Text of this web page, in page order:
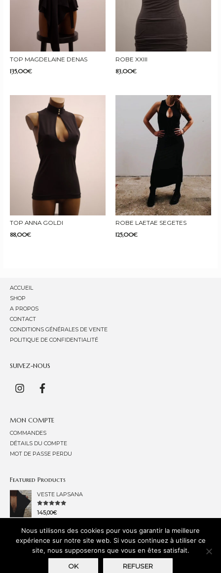
TOP MAGDELAINE DENAS
135,00€
ROBE XXIII
83,00€
TOP ANNA GOLDI
88,00€
ROBE LAETAE SEGETES
125,00€
ACCUEIL
SHOP
A PROPOS
CONTACT
CONDITIONS GÉNÉRALES DE VENTE
POLITIQUE DE CONFIDENTIALITÉ
SUIVEZ-NOUS
MON COMPTE
COMMANDES
DÉTAILS DU COMPTE
MOT DE PASSE PERDU
Featured Products
VESTE LAPSANA
NOTE
0
145,00€
ROBE LAETAE SEGETES
NOTE
0
SUR
Copyright © 2026 Clara Lefèvre Couture|Credits
Nous utilisons des cookies pour vous garantir la meilleure
expérience sur notre site web. Si vous continuez à utiliser ce
site, nous supposerons que vous en êtes satisfait.
OK
REFUSER